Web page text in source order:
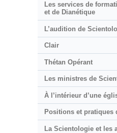
Les services de
et de Dianétique
L’audition de
Clair
Thétan Opérant
Les ministres de
À l’intérieur d’une
Positions et pratiques
La Scientologie et les